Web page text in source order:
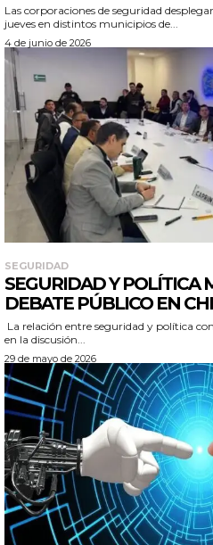
Las corporaciones de seguridad
jueves en distintos municipios de...
4 de junio de 2026
SEGURIDAD
SEGURIDAD Y POLÍTICA
DEBATE PÚBLICO EN
La relación entre seguridad y política
en la discusión...
29 de mayo de 2026